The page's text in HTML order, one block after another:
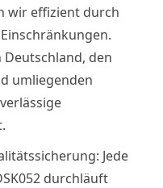
wir effizient durch
den
umliegenden
Jede
durchläuft